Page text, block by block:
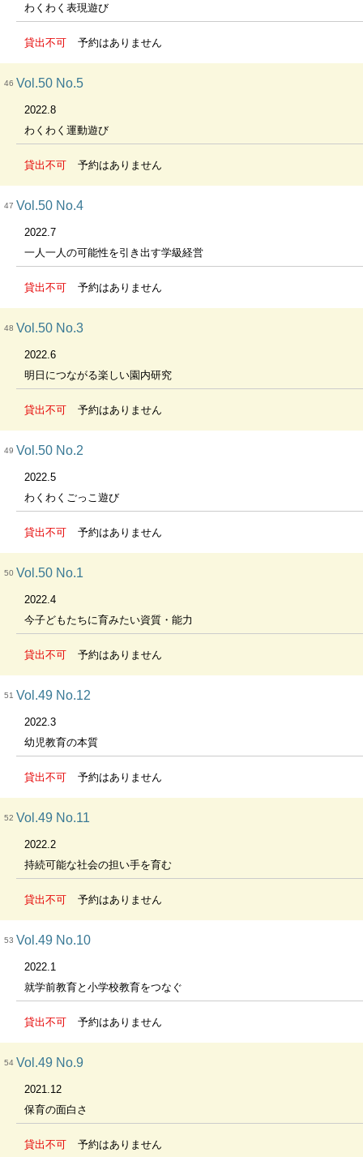
わくわく表現遊び
貸出不可 予約はありません
46 Vol.50 No.5
2022.8
わくわく運動遊び
貸出不可 予約はありません
47 Vol.50 No.4
2022.7
一人一人の可能性を引き出す学級経営
貸出不可 予約はありません
48 Vol.50 No.3
2022.6
明日につながる楽しい園内研究
貸出不可 予約はありません
49 Vol.50 No.2
2022.5
わくわくごっこ遊び
貸出不可 予約はありません
50 Vol.50 No.1
2022.4
今子どもたちに育みたい資質・能力
貸出不可 予約はありません
51 Vol.49 No.12
2022.3
幼児教育の本質
貸出不可 予約はありません
52 Vol.49 No.11
2022.2
持続可能な社会の担い手を育む
貸出不可 予約はありません
53 Vol.49 No.10
2022.1
就学前教育と小学校教育をつなぐ
貸出不可 予約はありません
54 Vol.49 No.9
2021.12
保育の面白さ
貸出不可 予約はありません